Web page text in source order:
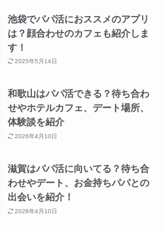
池袋でパパ活におススメのアプリ
は？顔合わせのカフェも紹介しま
す！
2025年5月14日
和歌山はパパ活できる？待ち合わ
せやホテルカフェ、デート場所、
体験談を紹介
2026年4月10日
滋賀はパパ活に向いてる？待ち合
わせやデート、お金持ちパパとの
出会いを紹介！
2026年4月10日